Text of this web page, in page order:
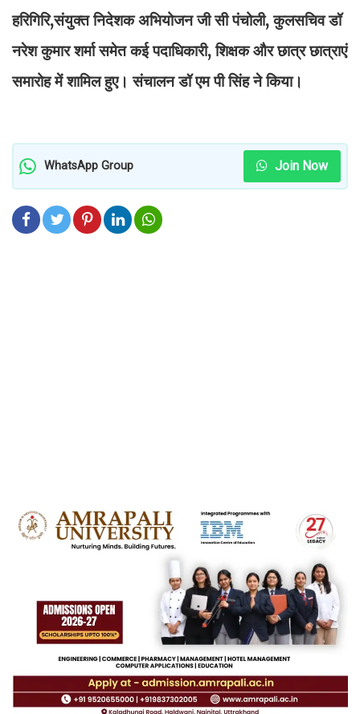
हरिगिरि,संयुक्त निदेशक अभियोजन जी सी पंचोली, कुलसचिव डॉ
नरेश कुमार शर्मा समेत कई पदाधिकारी, शिक्षक और छात्र छात्राएं
समारोह में शामिल हुए। संचालन डॉ एम पी सिंह ने किया।
WhatsApp Group Join Now